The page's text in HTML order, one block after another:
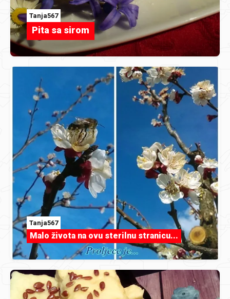
Tanja567
Pita sa sirom
Tanja567
Malo života na ovu sterilnu stranicu...